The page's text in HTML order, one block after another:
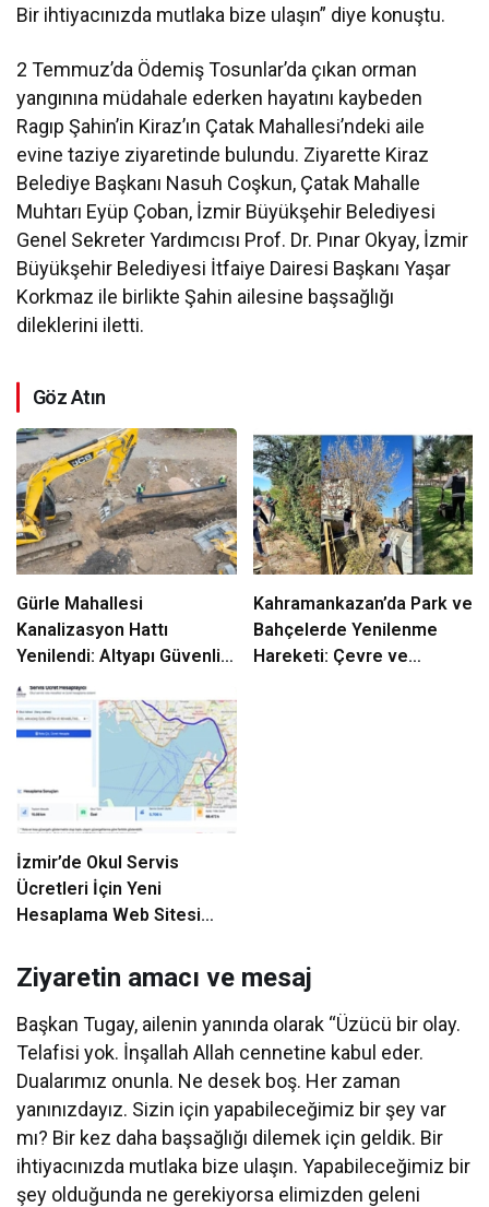
Bir ihtiyacınızda mutlaka bize ulaşın” diye konuştu.
2 Temmuz’da Ödemiş Tosunlar’da çıkan orman
yangınına müdahale ederken hayatını kaybeden
Ragıp Şahin’in Kiraz’ın Çatak Mahallesi’ndeki aile
evine taziye ziyaretinde bulundu. Ziyarette Kiraz
Belediye Başkanı Nasuh Coşkun, Çatak Mahalle
Muhtarı Eyüp Çoban, İzmir Büyükşehir Belediyesi
Genel Sekreter Yardımcısı Prof. Dr. Pınar Okyay, İzmir
Büyükşehir Belediyesi İtfaiye Dairesi Başkanı Yaşar
Korkmaz ile birlikte Şahin ailesine başsağlığı
dileklerini iletti.
Göz Atın
Gürle Mahallesi
Kanalizasyon Hattı
Yenilendi: Altyapı Güvenliği
ve Sürdürülebilirlik için
Adım
Kahramankazan’da Park ve
Bahçelerde Yenilenme
Hareketi: Çevre ve
İzmir’de Okul Servis
Ücretleri İçin Yeni
Hesaplama Web Sitesi
Ziyaretin amacı ve mesaj
Başkan Tugay, ailenin yanında olarak “Üzücü bir olay.
Telafisi yok. İnşallah Allah cennetine kabul eder.
Dualarımız onunla. Ne desek boş. Her zaman
yanınızdayız. Sizin için yapabileceğimiz bir şey var
mı? Bir kez daha başsağlığı dilemek için geldik. Bir
ihtiyacınızda mutlaka bize ulaşın. Yapabileceğimiz bir
şey olduğunda ne gerekiyorsa elimizden geleni